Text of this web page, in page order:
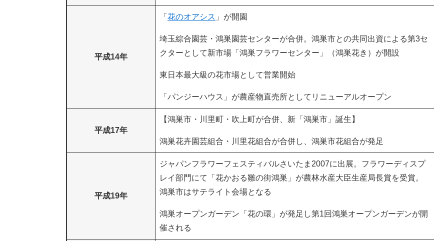
平成14年
「 花のオアシス 」が開園
埼玉綜合園芸・鴻巣園芸センターが合併。鴻巣市との共同出資による第3セ
クターとして新市場「鴻巣フラワーセンター」（鴻巣花き）が開設
東日本最大級の花市場として営業開始
「パンジーハウス」が農産物直売所としてリニューアルオープン
平成17年
【鴻巣市・川里町・吹上町が合併、新「鴻巣市」誕生】
鴻巣花卉園芸組合・川里花組合が合併し、鴻巣市花組合が発足
平成19年
ジャパンフラワーフェスティバルさいたま2007に出展。フラワーディスプ
レイ部門にて「花かおる雛の街鴻巣」が農林水産大臣生産局長賞を受賞。
鴻巣市はサテライト会場となる
鴻巣オープンガーデン「花の環」が発足し第1回鴻巣オープンガーデンが開
催される